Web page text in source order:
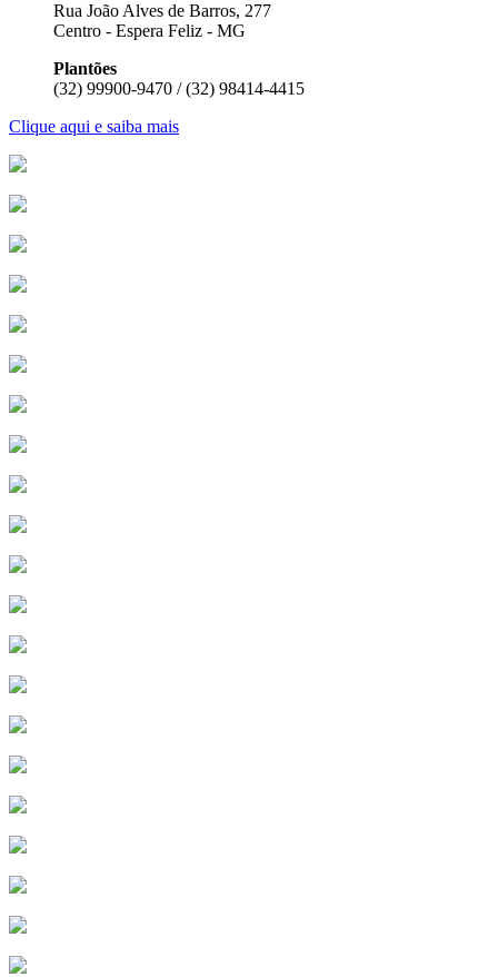
Rua João Alves de Barros, 277
Centro - Espera Feliz - MG
Plantões
(32) 99900-9470 / (32) 98414-4415
Clique aqui e saiba mais